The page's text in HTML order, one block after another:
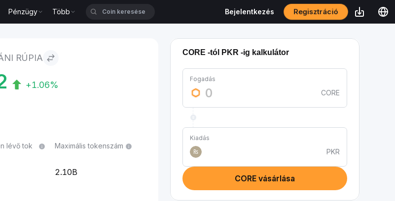
Pénzügy Több Bejelentkezés Regisztráció
RÚPIA
+1.06%
lévő tok
Maximális tokenszám
2.10B
CORE -tól PKR -ig kalkulátor
Fogadás
CORE
Kiadás
₨
PKR
CORE vásárlása